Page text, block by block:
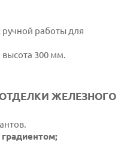
работы для
300 мм.
ЖЕЛЕЗНОГО